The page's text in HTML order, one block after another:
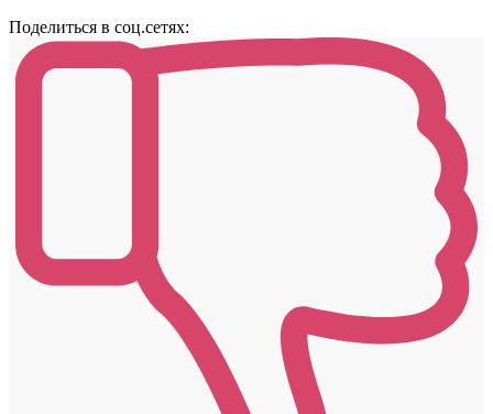
Поделиться в соц.сетях: